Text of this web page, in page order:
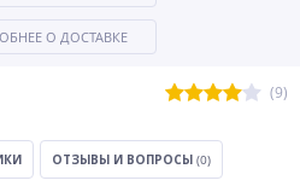
(9)
О ДОСТАВКЕ
ОТЗЫВЫ И ВОПРОСЫ (0)